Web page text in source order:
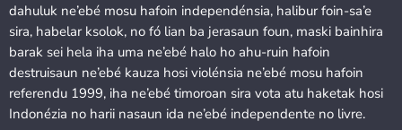
dahuluk ne’ebé mosu hafoin independénsia, halibur foin-sa’e
sira, habelar ksolok, no fó lian ba jerasaun foun, maski bainhira
barak sei hela iha uma ne’ebé halo ho ahu-ruin hafoin
destruisaun ne’ebé kauza hosi violénsia ne’ebé mosu hafoin
referendu 1999, iha ne’ebé timoroan sira vota atu haketak hosi
Indonézia no harii nasaun ida ne’ebé independente no livre.